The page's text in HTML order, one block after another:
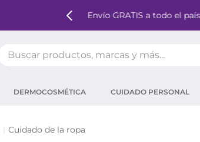
Envío GRATIS a todo el
DERMOCOSMÉTICA CUIDADO PERSONAL
Cuidado de la ropa